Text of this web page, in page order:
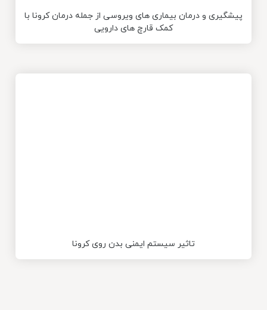
پیشگیری و درمان بیماری های ویروسی از جمله درمان کرونا با
کمک قارچ های دارویی
تاثیر سیستم ایمنی بدن روی کرونا